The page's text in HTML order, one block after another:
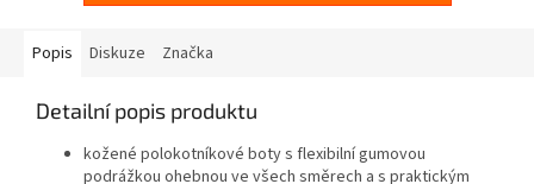
Popis Diskuze Značka
Detailní popis produktu
kožené polokotníkové boty s flexibilní gumovou
podrážkou ohebnou ve všech směrech a s praktickým